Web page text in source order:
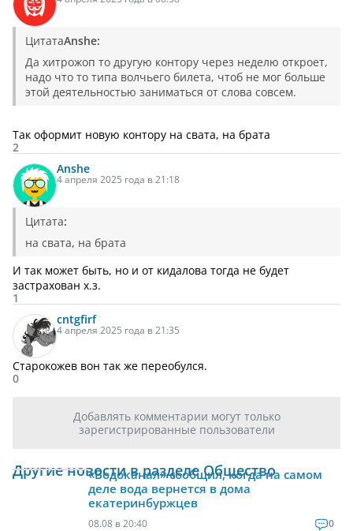
ЦитатаAnshe:
Да хитрожоп то другую контору через неделю откроет,
надо что то типа волчьего билета, чтоб не мог больше
этой деятельностью заниматься от слова совсем.
Так оформит новую контору на свата, на брата
2
Anshe
4 апреля 2025 года в 21:18
Цитата:
на свата, на брата
И так может быть, но и от кидалова тогда не будет
застрахован х.з.
1
cntgfirf
4 апреля 2025 года в 21:35
Старокожев вон так же переобулся.
0
Добавлять комментарии могут только
зарегистрированные пользователи
Другие новости в разделе Общество
«Водоканал» сообщил, когда на самом
деле вода вернется в дома
екатеринбуржцев
08.08 в 20:40 0